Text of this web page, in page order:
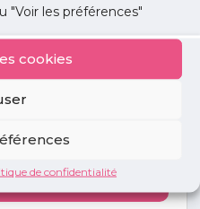
"Voir les préférences"
cookies
de confidentialité